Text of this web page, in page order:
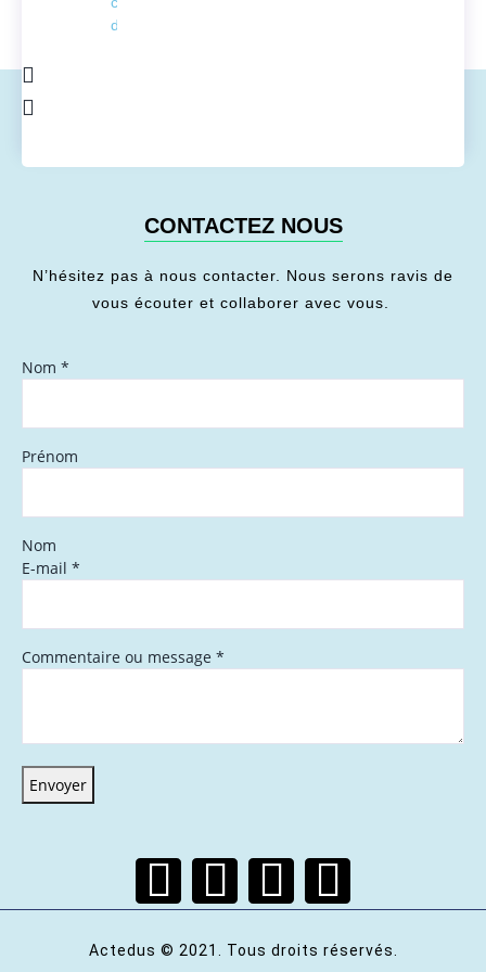
de l'énergie
CONTACTEZ NOUS
N’hésitez pas à nous contacter. Nous serons ravis de
vous écouter et collaborer avec vous.
Nom *
Prénom
Nom
E-mail *
Commentaire ou message *
Envoyer
Actedus © 2021. Tous droits réservés.